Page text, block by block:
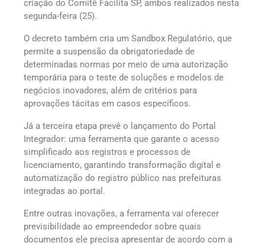
criação do Comitê Facilita SP, ambos realizados nesta
segunda-feira (25).
O decreto também cria um Sandbox Regulatório, que
permite a suspensão da obrigatoriedade de
determinadas normas por meio de uma autorização
temporária para o teste de soluções e modelos de
negócios inovadores, além de critérios para
aprovações tácitas em casos específicos.
Já a terceira etapa prevê o lançamento do Portal
Integrador: uma ferramenta que garante o acesso
simplificado aos registros e processos de
licenciamento, garantindo transformação digital e
automatização do registro público nas prefeituras
integradas ao portal.
Entre outras inovações, a ferramenta vai oferecer
previsibilidade ao empreendedor sobre quais
documentos ele precisa apresentar de acordo com a